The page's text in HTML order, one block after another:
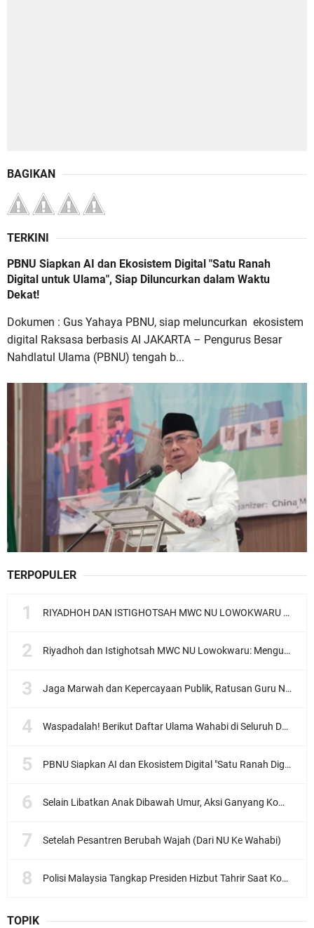
BAGIKAN
TERKINI
PBNU Siapkan AI dan Ekosistem Digital "Satu Ranah
Digital untuk Ulama", Siap Diluncurkan dalam Waktu
Dekat!
Dokumen : Gus Yahaya PBNU, siap meluncurkan ekosistem
digital Raksasa berbasis AI JAKARTA – Pengurus Besar
Nahdlatul Ulama (PBNU) tengah b...
TERPOPULER
RIYADHOH DAN ISTIGHOTSAH MWC NU LOWOKWARU Menyambut Muktamar NU ke-35, Meneguhkan Sanad Laku Para Muassis
Riyadhoh dan Istighotsah MWC NU Lowokwaru: Menguatkan Doa, Menjalin Ukhuwah Menyambut Muktamar NU ke-35
Jaga Marwah dan Kepercayaan Publik, Ratusan Guru Ngaji Kota Malang Serukan Deklarasi Ramah Anak
Waspadalah! Berikut Daftar Ulama Wahabi di Seluruh Dunia dan Karya-karyanya
PBNU Siapkan AI dan Ekosistem Digital "Satu Ranah Digital untuk Ulama", Siap Diluncurkan dalam Waktu Dekat!
Selain Libatkan Anak Dibawah Umur, Aksi Ganyang Komunis Jadi Sorotan Karena Ada Narasi Halal Sembelih Orang
Setelah Pesantren Berubah Wajah (Dari NU Ke Wahabi)
Polisi Malaysia Tangkap Presiden Hizbut Tahrir Saat Konferensi Pers
TOPIK